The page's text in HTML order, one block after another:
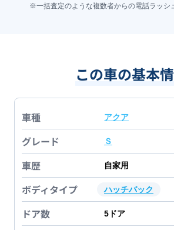
※一括査定のような複数者からの電話ラッシ
この車の基本
車種 アクア
グレード Ｓ
車歴 自家用
ボディタイプ ハッチバック
ドア数 5 ドア